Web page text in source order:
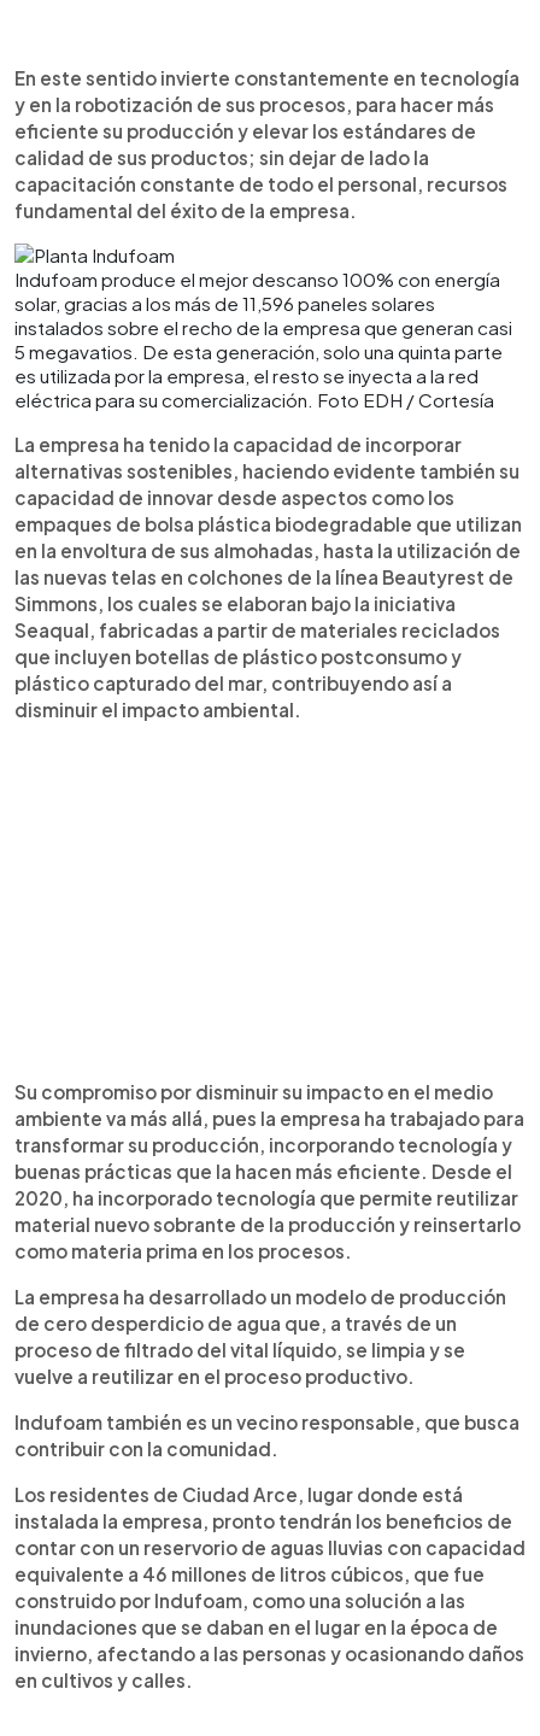
En este sentido invierte constantemente en tecnología
y en la robotización de sus procesos, para hacer más
eficiente su producción y elevar los estándares de
calidad de sus productos; sin dejar de lado la
capacitación constante de todo el personal, recursos
fundamental del éxito de la empresa.
Indufoam produce el mejor descanso 100% con energía
solar, gracias a los más de 11,596 paneles solares
instalados sobre el recho de la empresa que generan casi
5 megavatios. De esta generación, solo una quinta parte
es utilizada por la empresa, el resto se inyecta a la red
eléctrica para su comercialización. Foto EDH / Cortesía
La empresa ha tenido la capacidad de incorporar
alternativas sostenibles, haciendo evidente también su
capacidad de innovar desde aspectos como los
empaques de bolsa plástica biodegradable que utilizan
en la envoltura de sus almohadas, hasta la utilización de
las nuevas telas en colchones de la línea Beautyrest de
Simmons, los cuales se elaboran bajo la iniciativa
Seaqual, fabricadas a partir de materiales reciclados
que incluyen botellas de plástico postconsumo y
plástico capturado del mar, contribuyendo así a
disminuir el impacto ambiental.
Su compromiso por disminuir su impacto en el medio
ambiente va más allá, pues la empresa ha trabajado para
transformar su producción, incorporando tecnología y
buenas prácticas que la hacen más eficiente. Desde el
2020, ha incorporado tecnología que permite reutilizar
material nuevo sobrante de la producción y reinsertarlo
como materia prima en los procesos.
La empresa ha desarrollado un modelo de producción
de cero desperdicio de agua que, a través de un
proceso de filtrado del vital líquido, se limpia y se
vuelve a reutilizar en el proceso productivo.
Indufoam también es un vecino responsable, que busca
contribuir con la comunidad.
Los residentes de Ciudad Arce, lugar donde está
instalada la empresa, pronto tendrán los beneficios de
contar con un reservorio de aguas lluvias con capacidad
equivalente a 46 millones de litros cúbicos, que fue
construido por Indufoam, como una solución a las
inundaciones que se daban en el lugar en la época de
invierno, afectando a las personas y ocasionando daños
en cultivos y calles.